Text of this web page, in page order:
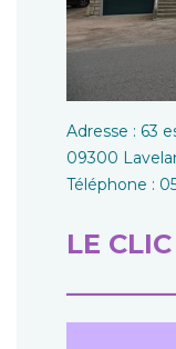
Adresse : 63
09300
Téléphone :
LE